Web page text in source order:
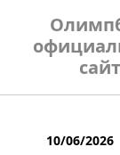
content
сайт
10/06/2026